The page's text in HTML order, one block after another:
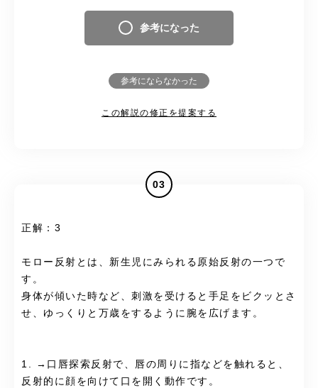
参考になった
参考にならなかった
この解説の修正を提案する
03
正解：3
モロー反射とは、新生児にみられる原始反射の一つで
す。
身体が傾いた時など、刺激を受けると手足をビクッとさ
せ、ゆっくりと万歳をするように腕を広げます。
1. →口唇探索反射で、唇の周りに指などを触れると、
反射的に顔を向けて口を開く動作です。